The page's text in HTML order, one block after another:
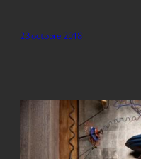
23 octobre 2018